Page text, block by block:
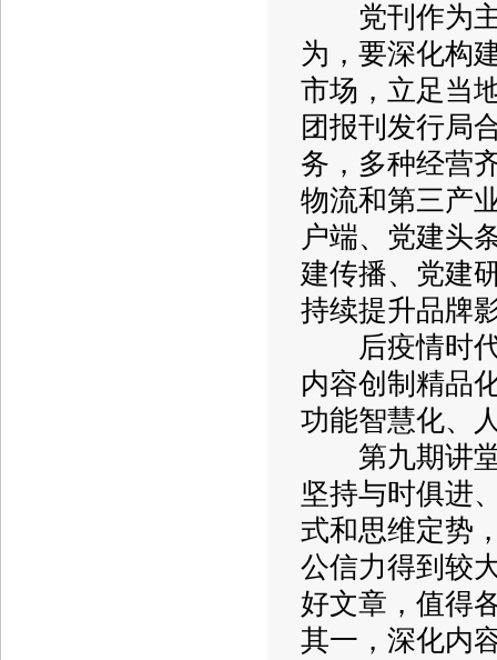
党刊作为主
为，要深化构
市场，立足当
团报刊发行局
务，多种经营
物流和第三产
户端、党建头
建传播、党建
持续提升品牌
后疫情时代
内容创制精品
功能智慧化、
第九期讲堂
坚持与时俱进
式和思维定势
公信力得到较
好文章，值得
其一，深化内